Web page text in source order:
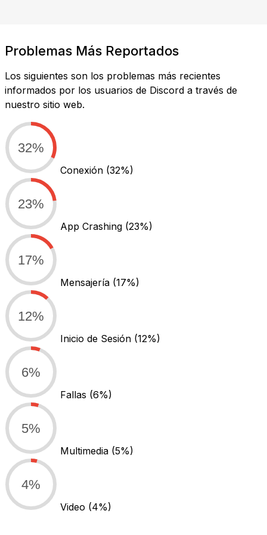
Problemas Más Reportados
Los siguientes son los problemas más recientes
informados por los usuarios de Discord a través de
nuestro sitio web.
32%
Conexión (32%)
23%
App Crashing (23%)
17%
Mensajería (17%)
12%
Inicio de Sesión (12%)
6%
Fallas (6%)
5%
Multimedia (5%)
4%
Video (4%)